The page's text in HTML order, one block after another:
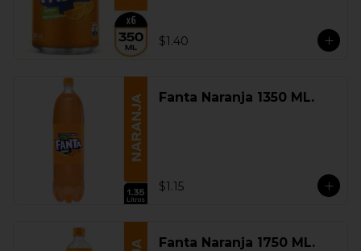
$1.40
Fanta Naranja 1350 ML.
$1.15
Fanta Naranja 1750 ML.